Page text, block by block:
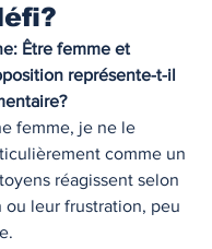
Être femme et
représente-t-il
femme, je ne le
comme un
réagissent selon
ou leur frustration, peu